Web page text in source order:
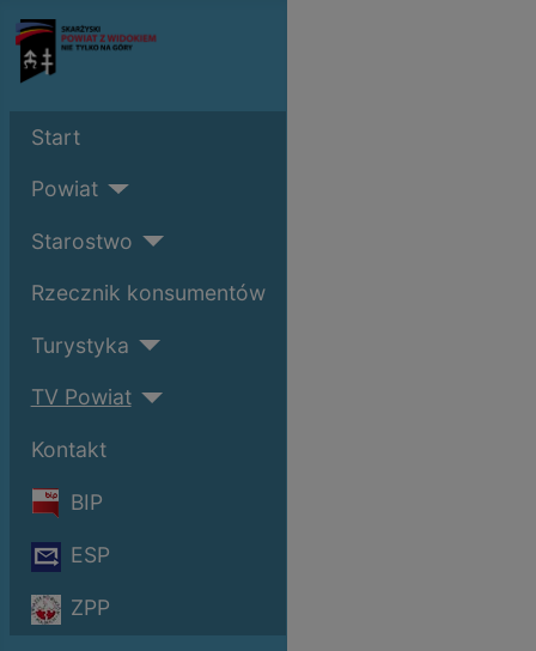
Start
Powiat
Starostwo
Rzecznik konsumentów
Turystyka
TV Powiat
Kontakt
BIP
ESP
ZPP